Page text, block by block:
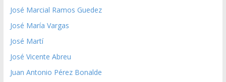
José Marcial Ramos Guedez
José María Vargas
José Martí
José Vicente Abreu
Juan Antonio Pérez Bonalde